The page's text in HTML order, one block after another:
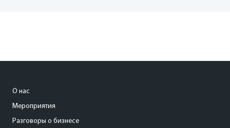
О нас
Мероприятия
Разговоры о бизнесе